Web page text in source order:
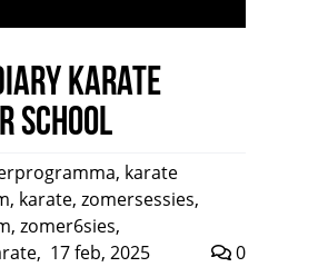
Karate
School
, karate
, karate, zomersessies,
, zomer6sies,
, 17 feb, 2025 0